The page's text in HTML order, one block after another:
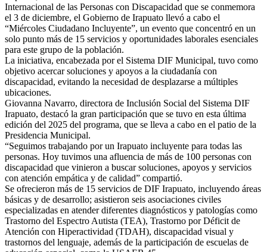
Internacional de las Personas con Discapacidad que se conmemora
el 3 de diciembre, el Gobierno de Irapuato llevó a cabo el
“Miércoles Ciudadano Incluyente”, un evento que concentró en un
solo punto más de 15 servicios y oportunidades laborales esenciales
para este grupo de la población.
La iniciativa, encabezada por el Sistema DIF Municipal, tuvo como
objetivo acercar soluciones y apoyos a la ciudadanía con
discapacidad, evitando la necesidad de desplazarse a múltiples
ubicaciones.
Giovanna Navarro, directora de Inclusión Social del Sistema DIF
Irapuato, destacó la gran participación que se tuvo en esta última
edición del 2025 del programa, que se lleva a cabo en el patio de la
Presidencia Municipal.
“Seguimos trabajando por un Irapuato incluyente para todas las
personas. Hoy tuvimos una afluencia de más de 100 personas con
discapacidad que vinieron a buscar soluciones, apoyos y servicios
con atención empática y de calidad” compartió.
​Se ofrecieron más de 15 servicios de DIF Irapuato, incluyendo áreas
básicas y de desarrollo; asistieron seis asociaciones civiles
especializadas en atender diferentes diagnósticos y patologías como
Trastorno del Espectro Autista (TEA), Trastorno por Déficit de
Atención con Hiperactividad (TDAH), discapacidad visual y
trastornos del lenguaje, además de la participación de escuelas de